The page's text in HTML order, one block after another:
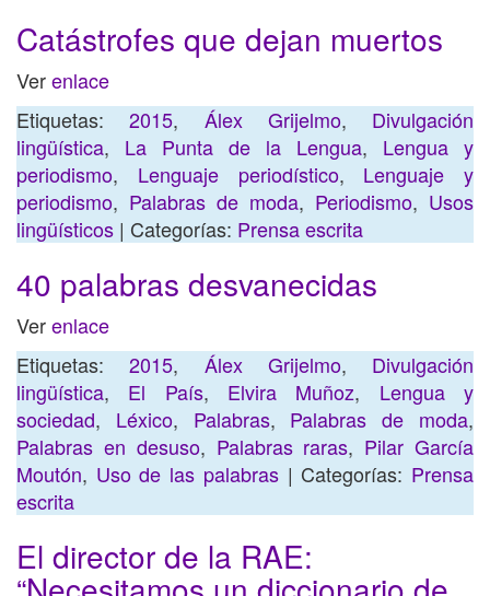
Catástrofes que dejan muertos
Verenlace
Etiquetas:2015, Álex Grijelmo, Divulgación
lingüística, La Punta de la Lengua, Lengua y
periodismo, Lenguaje periodístico, Lenguaje y
periodismo, Palabras de moda, Periodismo, Usos
lingüísticos | Categorías: Prensa escrita
40 palabras desvanecidas
Verenlace
Etiquetas:2015, Álex Grijelmo, Divulgación
lingüística, El País, Elvira Muñoz, Lengua y
sociedad, Léxico, Palabras, Palabras de moda,
Palabras en desuso, Palabras raras, Pilar García
Moutón, Uso de las palabras| Categorías: Prensa
escrita
El director de la RAE: